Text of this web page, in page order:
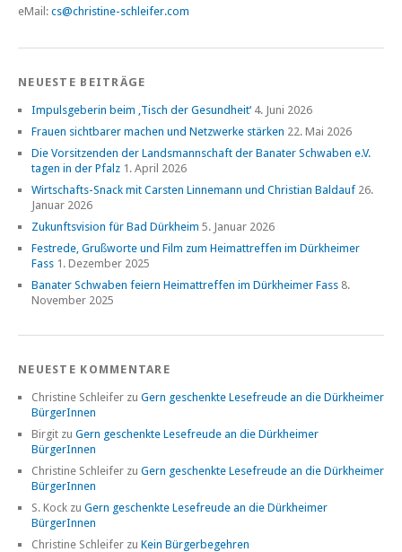
eMail: cs@christine-schleifer.com
NEUESTE BEITRÄGE
Impulsgeberin beim ‚Tisch der Gesundheit‘ 4. Juni 2026
Frauen sichtbarer machen und Netzwerke stärken 22. Mai 2026
Die Vorsitzenden der Landsmannschaft der Banater Schwaben e.V.
tagen in der Pfalz 1. April 2026
Wirtschafts-Snack mit Carsten Linnemann und Christian Baldauf 26.
Januar 2026
Zukunftsvision für Bad Dürkheim 5. Januar 2026
Festrede, Grußworte und Film zum Heimattreffen im Dürkheimer
Fass 1. Dezember 2025
Banater Schwaben feiern Heimattreffen im Dürkheimer Fass 8.
November 2025
NEUESTE KOMMENTARE
Christine Schleifer zu Gern geschenkte Lesefreude an die Dürkheimer
BürgerInnen
Birgit zu Gern geschenkte Lesefreude an die Dürkheimer
BürgerInnen
Christine Schleifer zu Gern geschenkte Lesefreude an die Dürkheimer
BürgerInnen
S. Kock zu Gern geschenkte Lesefreude an die Dürkheimer
BürgerInnen
Christine Schleifer zu Kein Bürgerbegehren